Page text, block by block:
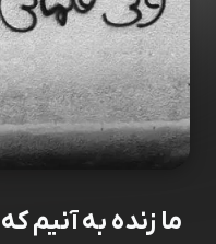
ما زنده به آنیم